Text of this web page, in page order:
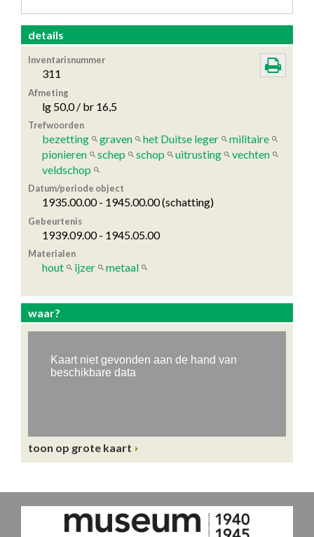
details
Inventarisnummer
311
Afmeting
lg 50,0 / br 16,5
Trefwoorden
bezetting graven het Duitse leger
militaire
pionieren
schep schop uitrusting
vechten
veldschop
Datum/periode object
1935.00.00 - 1945.00.00 (schatting)
Gebeurtenis
1939.09.00 - 1945.05.00
Materialen
hout ijzer metaal
waar?
toon op grote kaart